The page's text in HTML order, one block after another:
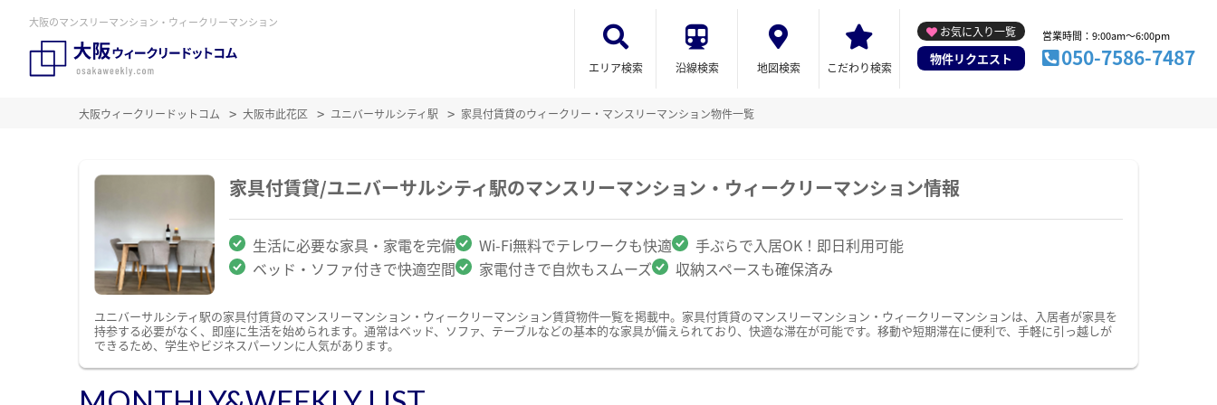
大阪のマンスリーマンション・ウィークリーマンション
エリア検索 沿線検索 地図検索 こだわり検索
お気に入り一覧
物件リクエスト
営業時間：9:00am～6:00pm
050-7586-7487
大阪ウィークリードットコム 大阪市此花区 ユニバーサルシティ駅 家具付賃貸のウィークリー・マンスリーマンション物件一覧
家具付賃貸/ユニバーサルシティ駅のマンスリーマンション・ウィークリーマンション情報
生活に必要な家具・家電を完備 Wi-Fi無料でテレワークも快適
手ぶらで入居OK！即日利用可能
ベッド・ソファ付きで快適空間
家電付きで自炊もスムーズ 収納スペースも確保済み
ユニバーサルシティ駅の家具付賃貸のマンスリーマンション・ウィークリーマンション賃貸物件一覧を掲載中。家具付賃貸のマンスリーマンション・ウィークリーマンションは、入居者が家具を
持参する必要がなく、即座に生活を始められます。通常はベッド、ソファ、テーブルなどの基本的な家具が備えられており、快適な滞在が可能です。移動や短期滞在に便利で、手軽に引っ越しが
できるため、学生やビジネスパーソンに人気があります。